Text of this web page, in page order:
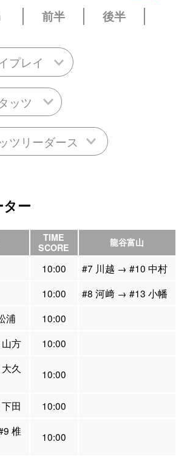
前半 後半
プレイ
ッツ
ツリーダース
ー
TIME
SCORE
龍谷富山
10:00
#7 川越 → #10 中村
10:00
#8 河﨑 → #13 小幡
浦
10:00
方
10:00
久
10:00
田
10:00
椎
10:00